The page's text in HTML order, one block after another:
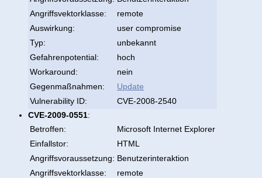
Angriffsvektorklasse:
remote
Auswirkung:
user compromise
Typ:
unbekannt
Gefahrenpotential:
hoch
Workaround:
nein
Gegenmaßnahmen:
Update
Vulnerability ID:
CVE-2008-2540
CVE-2009-0551:
Betroffen:
Microsoft Internet Explorer
Einfallstor:
HTML
Angriffsvoraussetzung: Benutzerinteraktion
Angriffsvektorklasse:
remote